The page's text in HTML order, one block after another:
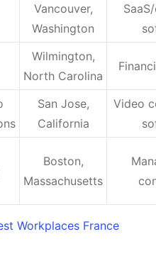
Vancouver,
Washington
Wilmington,
North Carolina
San Jose,
California
Video
Boston,
Massachusetts
Workplaces France